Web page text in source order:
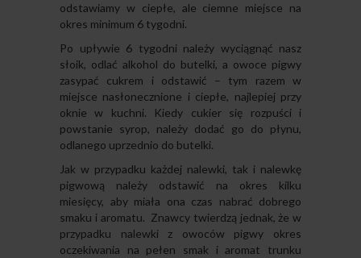
odstawiamy w ciepłe, ale ciemne miejsce na
okres minimum 6 tygodni.
Po upływie 6 tygodni należy wyciągnąć nasz
słoik, odlać alkohol do butelki, a owoce pigwy
zasypać cukrem i odstawić – tym razem w
miejsce nasłonecznione i ciepłe, najlepiej przy
oknie w kuchni. Kiedy cukier się rozpuści i
powstanie syrop, należy dodać go do płynu,
odlanego uprzednio do butelki.
Jak w przypadku każdej nalewki, tak i nalewkę
pigwową należy odstawić na okres kilku
miesięcy, aby miała ona czas nabrać dobrego
smaku i aromatu. Znawcy twierdzą jednak, że w
przypadku nalewki z owoców pigwy okres
oczekiwania na pełen smak i aromat trunku